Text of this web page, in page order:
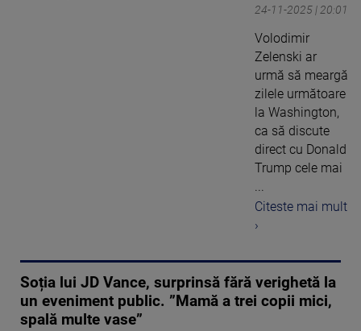
24-11-2025 | 20:01
Volodimir
Zelenski ar
urmă să meargă
zilele următoare
la Washington,
ca să discute
direct cu Donald
Trump cele mai
...
Citeste mai mult
›
Soția lui JD Vance, surprinsă fără verighetă la
un eveniment public. ”Mamă a trei copii mici,
spală multe vase”